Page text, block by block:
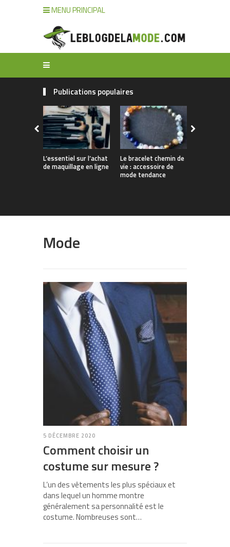
MENU PRINCIPAL
Publications populaires
L’essentiel sur l’achat
de maquillage en ligne
Le bracelet chemin de
vie : accessoire de
mode tendance
Mode
5 DÉCEMBRE 2020
Comment choisir un
costume sur mesure ?
L’un des vêtements les plus spéciaux et
dans lequel un homme montre
généralement sa personnalité est le
costume. Nombreuses sont…